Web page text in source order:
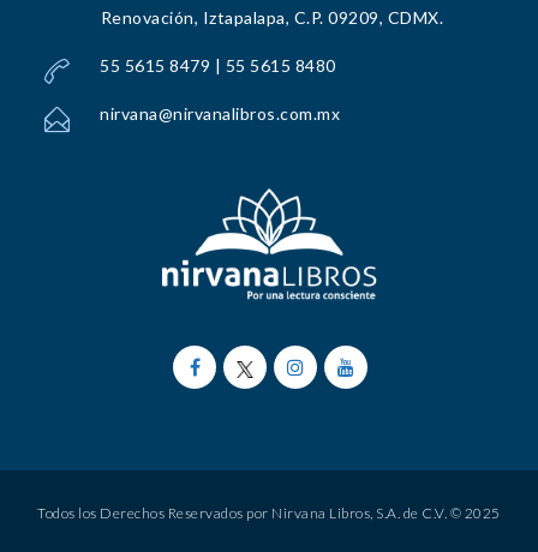
Renovación, Iztapalapa, C.P. 09209, CDMX.
55 5615 8479 | 55 5615 8480
nirvana@nirvanalibros.com.mx
Todos los Derechos Reservados por Nirvana Libros, S.A. de C.V. © 2025